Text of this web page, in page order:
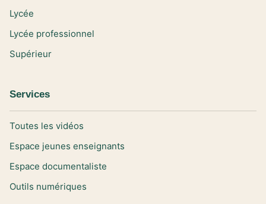
Lycée
Lycée professionnel
Supérieur
Services
Toutes les vidéos
Espace jeunes enseignants
Espace documentaliste
Outils numériques